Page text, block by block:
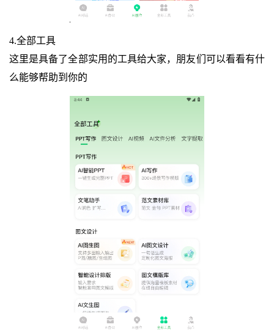
4.全部工具
这里是具备了全部实用的工具给大家，朋友们可以看看有什
么能够帮助到你的